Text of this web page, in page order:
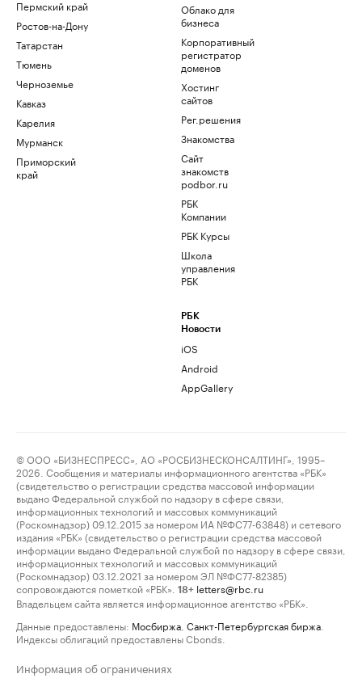
Пермский край
Ростов-на-Дону
Татарстан
Тюмень
Черноземье
Кавказ
Карелия
Мурманск
Приморский
край
Облако для
бизнеса
Корпоративный
регистратор
доменов
Хостинг
сайтов
Рег.решения
Знакомства
Сайт
знакомств
podbor.ru
РБК
Компании
РБК Курсы
Школа
управления
РБК
РБК
Новости
iOS
Android
AppGallery
© ООО «БИЗНЕСПРЕСС», АО «РОСБИЗНЕСКОНСАЛТИНГ», 1995–
2026. Сообщения и материалы информационного агентства «РБК»
(свидетельство о регистрации средства массовой информации
выдано Федеральной службой по надзору в сфере связи,
информационных технологий и массовых коммуникаций
(Роскомнадзор) 09.12.2015 за номером ИА №ФС77-63848) и сетевого
издания «РБК» (свидетельство о регистрации средства массовой
информации выдано Федеральной службой по надзору в сфере связи,
информационных технологий и массовых коммуникаций
(Роскомнадзор) 03.12.2021 за номером ЭЛ №ФС77-82385)
сопровождаются пометкой «РБК».
18+ letters@rbc.ru
Владельцем сайта является информационное агентство «РБК».
Данные предоставлены: Мосбиржа Санкт-Петербургская биржа
Индексы облигаций предоставлены Cbonds.
Информация об ограничениях